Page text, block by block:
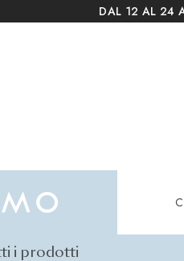
DAL 12 AL 24
i prodotti